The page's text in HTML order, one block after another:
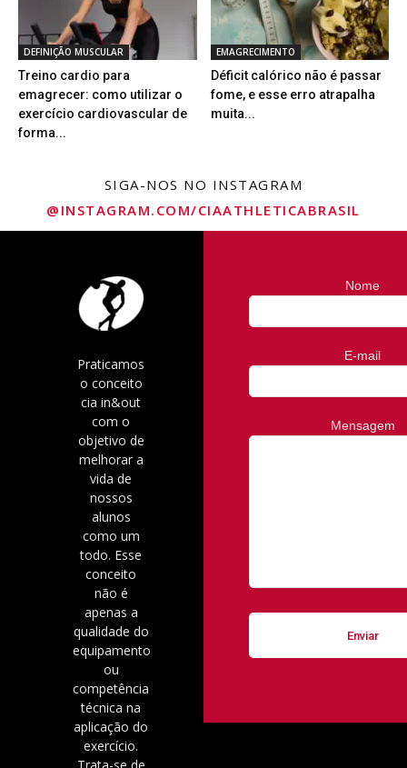
DEFINIÇÃO MUSCULAR
Treino cardio para
emagrecer: como utilizar o
exercício cardiovascular de
forma...
EMAGRECIMENTO
Déficit calórico não é passar
fome, e esse erro atrapalha
muita...
SIGA-NOS NO INSTAGRAM
@INSTAGRAM.COM/CIAATHLETICABRASIL
Nome
E-mail
Mensagem
Praticamos
o conceito
cia in&out
com o
objetivo de
melhorar a
vida de
nossos
alunos
como um
todo. Esse
conceito
não é
apenas a
qualidade do
equipamento
ou
competência
técnica na
aplicação do
exercício.